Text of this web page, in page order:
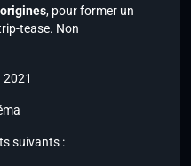
, pour former un
tease. Non
2021
suivants :